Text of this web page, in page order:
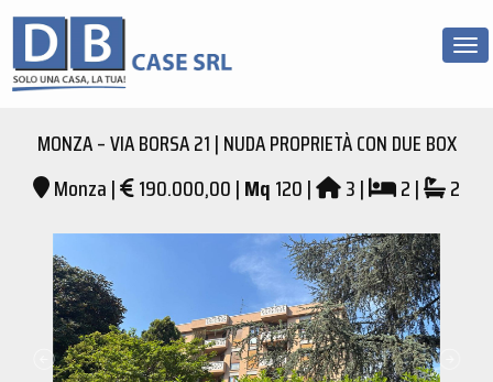
MONZA – VIA BORSA 21 | NUDA PROPRIETÀ CON DUE BOX
Monza | 190.000,00 |Mq120 | 3 | 2 | 2